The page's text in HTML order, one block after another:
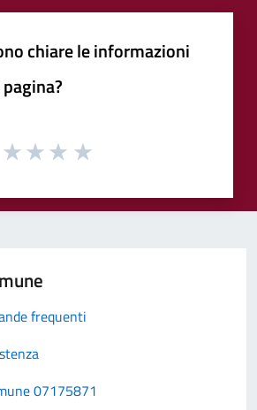
chiare le informazioni
frequenti
07175871